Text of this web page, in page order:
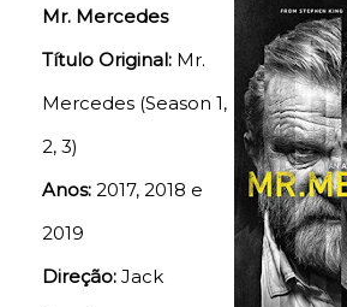
Mr. Mercedes
Título Original: Mr.
Mercedes (Season 1,
2, 3)
Anos: 2017, 2018 e
2019
Direção: Jack